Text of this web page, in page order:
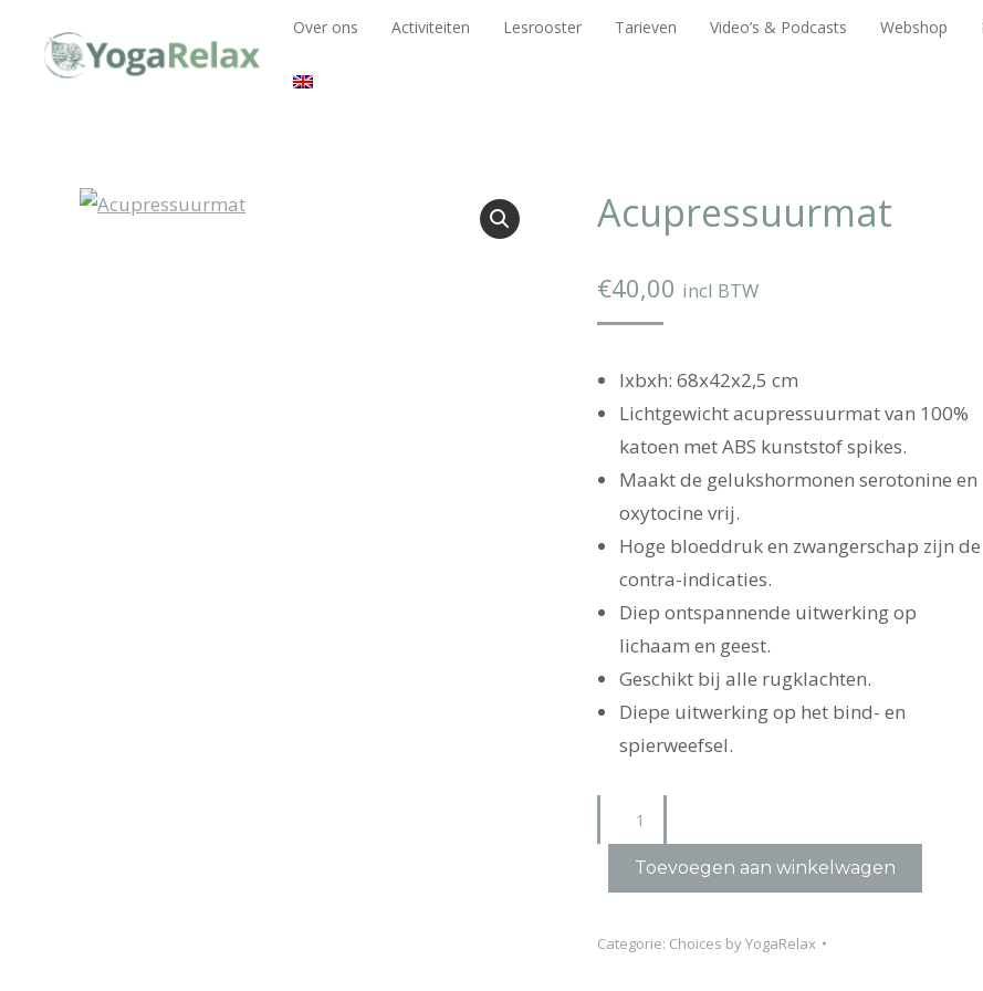
Over ons Activiteiten Lesrooster Tarieven Video’s & Podcasts Webshop
Acupressuurmat
€40,00 incl BTW
lxbxh: 68x42x2,5 cm
Lichtgewicht acupressuurmat van 100%
katoen met ABS kunststof spikes.
Maakt de gelukshormonen serotonine en
oxytocine vrij.
Hoge bloeddruk en zwangerschap zijn de
contra-indicaties.
Diep ontspannende uitwerking op
lichaam en geest.
Geschikt bij alle rugklachten.
Diepe uitwerking op het bind- en
spierweefsel.
Acupressuurmat
aantal
Toevoegen aan winkelwagen
Categorie: Choices by YogaRelax
Activiteiten Lesrooster Tarieven Video’s & Podcasts Webshop